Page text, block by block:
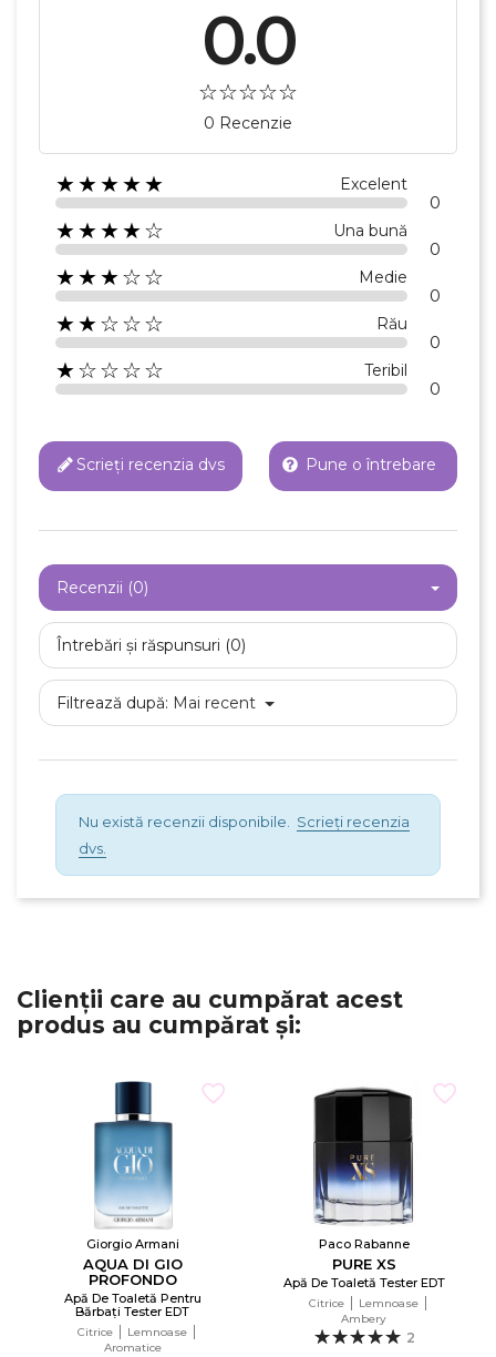
0.0
0 Recenzie
★★★★★ Excelent
0
★★★★☆ Una bună
0
★★★☆☆ Medie
0
★★☆☆☆ Rău
0
★☆☆☆☆ Teribil
0
Scrieți recenzia dvs Pune o întrebare
Recenzii (0)
Întrebări și răspunsuri (0)
Filtrează după: Mai recent
Nu există recenzii disponibile. Scrieți recenzia
dvs.
Clienții care au cumpărat acest
produs au cumpărat și:
Giorgio Armani
AQUA DI GIO
PROFONDO
Apă De Toaletă Pentru
Bărbați Tester EDT
Citrice
Lemnoase
Aromatice
Paco Rabanne
PURE XS
Apă De Toaletă Tester EDT
Citrice
Lemnoase
Ambery
2
Creeaza o lista de dorinte
Numele listei de dorinte
Anuleaza
Creeaza o lista de dorinte